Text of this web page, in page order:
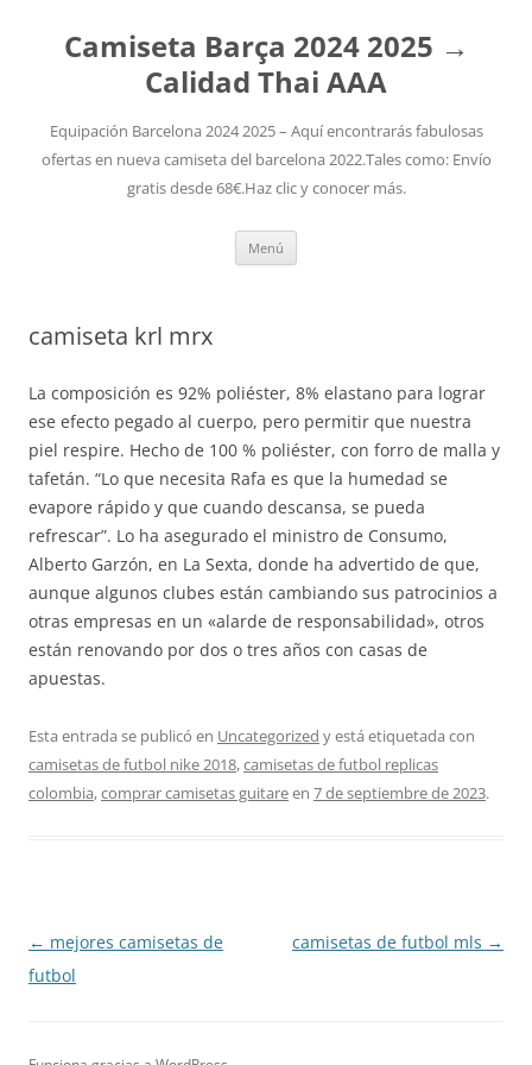
Camiseta Barça 2024 2025 →
Calidad Thai AAA
Equipación Barcelona 2024 2025 – Aquí encontrarás fabulosas
ofertas en nueva camiseta del barcelona 2022.Tales como: Envío
gratis desde 68€.Haz clic y conocer más.
Menú
camiseta krl mrx
La composición es 92% poliéster, 8% elastano para lograr
ese efecto pegado al cuerpo, pero permitir que nuestra
piel respire. Hecho de 100 % poliéster, con forro de malla y
tafetán. “Lo que necesita Rafa es que la humedad se
evapore rápido y que cuando descansa, se pueda
refrescar”. Lo ha asegurado el ministro de Consumo,
Alberto Garzón, en La Sexta, donde ha advertido de que,
aunque algunos clubes están cambiando sus patrocinios a
otras empresas en un «alarde de responsabilidad», otros
están renovando por dos o tres años con casas de
apuestas.
Esta entrada se publicó en Uncategorized y está etiquetada con
camisetas de futbol nike 2018,camisetas de futbol replicas
colombia,comprar camisetas guitareen 7 de septiembre de 2023.
Navegación
de
← mejores camisetas de
futbol
camisetas de futbol mls →